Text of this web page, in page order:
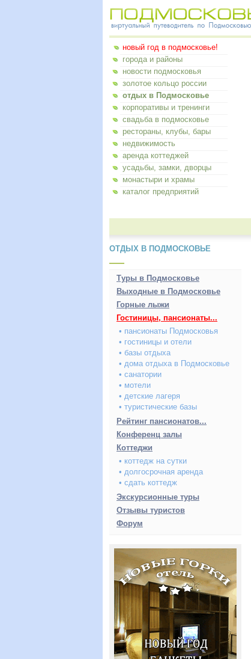
новый год в подмосковье!
города и районы
новости подмосковья
золотое кольцо россии
отдых в Подмосковье
корпоративы и тренинги
свадьба в подмосковье
рестораны, клубы, бары
недвижимость
аренда коттеджей
усадьбы, замки, дворцы
монастыри и храмы
каталог предприятий
ОТДЫХ В ПОДМОСКОВЬЕ
Туры в Подмосковье
Выходные в Подмосковье
Горные лыжи
Гостиницы, пансионаты...
• пансионаты Подмосковья
• гостиницы и отели
• базы отдыха
• дома отдыха в Подмосковье
• санатории
• мотели
• детские лагеря
• туристические базы
Рейтинг пансионатов...
Конференц залы
Коттеджи
• коттедж на сутки
• долгосрочная аренда
• сдать коттедж
Экскурсионные туры
Отзывы туристов
Форум